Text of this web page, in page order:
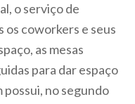
o serviço de
os coworkers e seus
as mesas
para dar espaço
possui, no segundo